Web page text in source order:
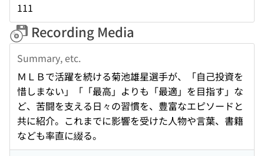
111
Recording Media
Summary, etc.
ＭＬＢで活躍を続ける菊池雄星選手が、「自己投資を
惜しまない」「「最高」よりも「最適」を目指す」な
ど、苦闘を支える日々の習慣を、豊富なエピソードと
共に紹介。これまでに影響を受けた人物や言葉、書籍
なども率直に綴る。